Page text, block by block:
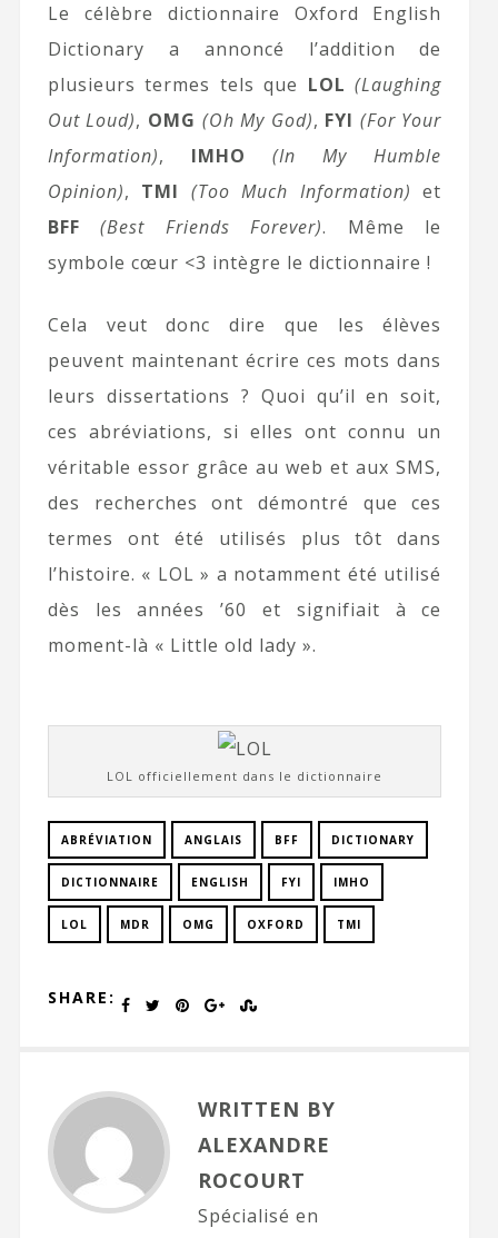
Le célèbre dictionnaire Oxford English
Dictionary a annoncé l’addition de
plusieurs termes tels que LOL (Laughing
Out Loud), OMG (Oh My God), FYI (For Your
Information), IMHO
(In My Humble
Opinion), TMI (Too Much Information) et
BFF
(Best Friends Forever). Même le
symbole cœur <3 intègre le dictionnaire !
Cela veut donc dire que les élèves
peuvent maintenant écrire ces mots dans
leurs dissertations ? Quoi qu’il en soit,
ces abréviations, si elles ont connu un
véritable essor grâce au web et aux SMS,
des recherches ont démontré que ces
termes ont été utilisés plus tôt dans
l’histoire. « LOL » a notamment été utilisé
dès les années ’60 et signifiait à ce
moment-là « Little old lady ».
LOL officiellement dans le dictionnaire
ABRÉVIATION ANGLAIS BFF DICTIONARY
DICTIONNAIRE ENGLISH FYI IMHO
LOL MDR OMG OXFORD TMI
SHARE:
WRITTEN BY
ALEXANDRE
ROCOURT
Spécialisé en